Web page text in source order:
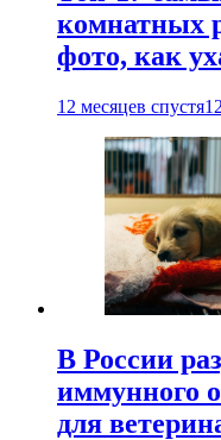
комнатных
фото, как
12 месяцев спустя
В России
иммунного
для